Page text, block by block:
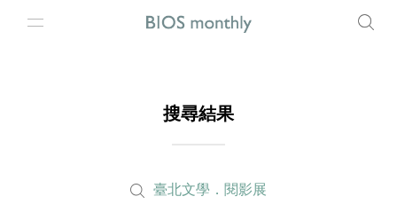
搜尋結果
臺北文學．閱影展